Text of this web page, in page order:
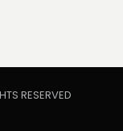
RESERVED